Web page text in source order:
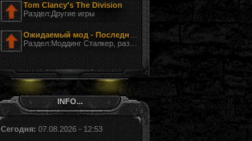
Tom Clancy's The Division
Раздел:Другие игры
Раздел:Моддинг Сталкер, разработка модов
INFO...
Сегодня: 07.08.2026 - 12:53